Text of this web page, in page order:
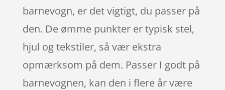
barnevogn, er det vigtigt, du passer på
den. De ømme punkter er typisk stel,
hjul og tekstiler, så vær ekstra
opmærksom på dem. Passer I godt på
barnevognen, kan den i flere år være